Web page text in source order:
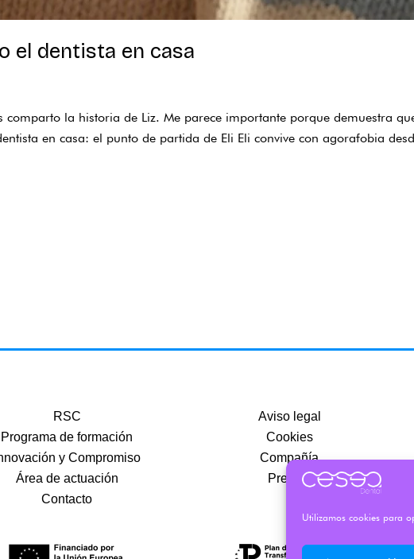
Utilizamos cookies para
el dentista en casa
comparto la historia de Liz. Me parece importante porque demuestra
en casa: el punto de partida de Eli Eli convive con agorafobia
RSC
Programa de formación
y Compromiso
Área de actuación
Contacto
Aviso legal
Cookies
Compañía
Precios